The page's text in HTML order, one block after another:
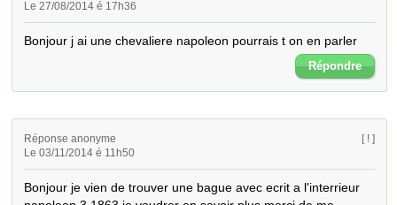
Le 27/08/2014 é 17h36
Bonjour j ai une chevaliere napoleon pourrais t on en parler
Répondre
Réponse anonyme
Le 03/11/2014 é 11h50
[ ! ]
Bonjour je vien de trouver une bague avec ecrit a l'interrieur